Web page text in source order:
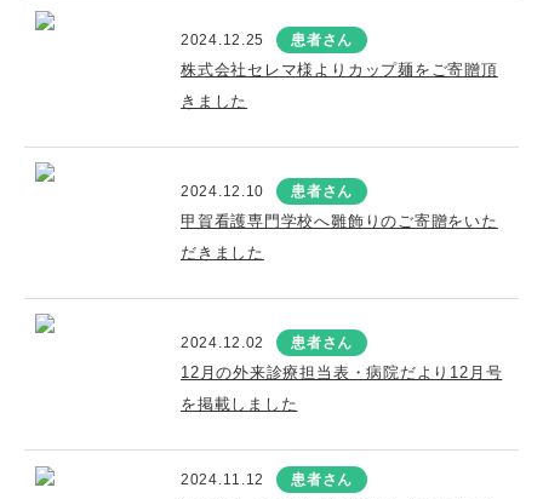
2024.12.25 患者さん
株式会社セレマ様よりカップ麺をご寄贈頂
きました
2024.12.10 患者さん
甲賀看護専門学校へ雛飾りのご寄贈をいた
だきました
2024.12.02 患者さん
12月の外来診療担当表・病院だより12月号
を掲載しました
2024.11.12 患者さん